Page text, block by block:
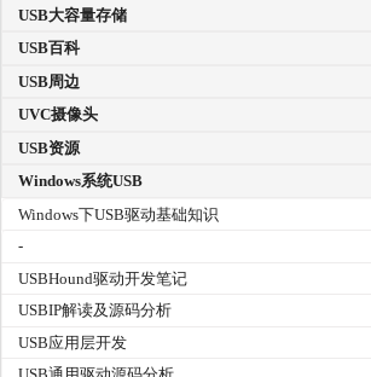
USB大容量存储
USB百科
USB周边
UVC摄像头
USB资源
Windows系统USB
Windows下USB驱动基础知识
-
USBHound驱动开发笔记
USBIP解读及源码分析
USB应用层开发